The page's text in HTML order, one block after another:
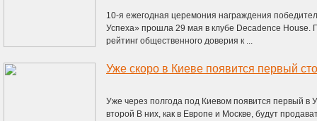
10-я ежегодная церемония награждения
Успеха» прошла 29 мая в клубе Decadence House.
рейтинг общественного доверия к ...
Уже скоро в Киеве появится первый
Уже через полгода под Киевом появится первый в
второй В них, как в Европе и Москве, будут